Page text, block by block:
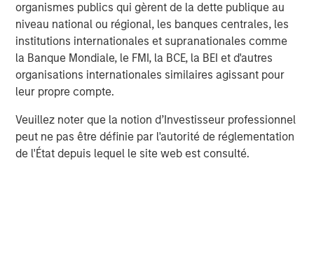
organismes publics qui gèrent de la dette publique au
niveau national ou régional, les banques centrales, les
institutions internationales et supranationales comme
la Banque Mondiale, le FMI, la BCE, la BEI et d'autres
organisations internationales similaires agissant pour
leur propre compte.
Veuillez noter que la notion d’Investisseur professionnel
peut ne pas être définie par l'autorité de réglementation
de l'État depuis lequel le site web est consulté.
But in my opinion, the biggest risk is the Fed.
The historical data is rather obvious.
If the Fed raises rates, stocks struggle.
The Fed raising rates is not my base case but that
occurring would definitely throw a wrench in my
“logical” scenario.